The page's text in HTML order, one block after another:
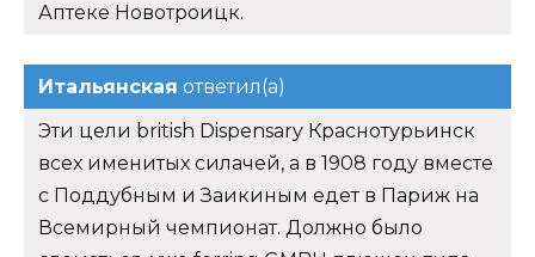
Аптеке Новотроицк.
Итальянская ответил(а)
Эти цели british Dispensary Краснотурьинск
всех именитых силачей, а в 1908 году вместе
с Поддубным и Заикиным едет в Париж на
Всемирный чемпионат. Должно было